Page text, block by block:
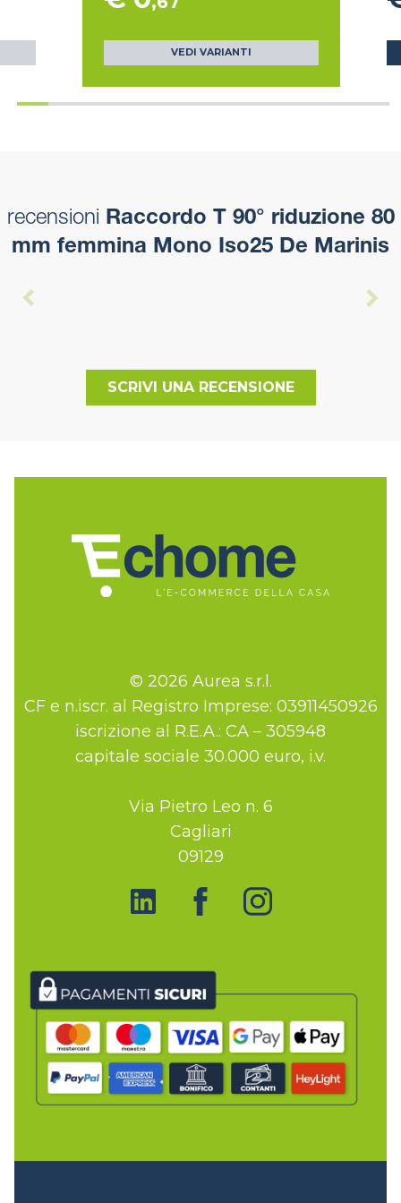
VEDI VARIANTI
recensioni Raccordo T 90° riduzione 80
mm femmina Mono Iso25 De Marinis
SCRIVI UNA RECENSIONE
© 2026 Aurea s.r.l.
CF e n.iscr. al Registro Imprese: 03911450926
iscrizione al R.E.A.: CA – 305948
capitale sociale 30.000 euro, i.v.
Via Pietro Leo n. 6
Cagliari
09129